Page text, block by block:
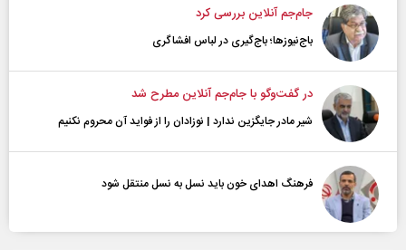
جام‌جم آنلاین بررسی کرد
باج‌نیوزها؛ باج‌گیری در لباس افشاگری
در گفت‌و‌گو با جام‌جم آنلاین مطرح شد
شیر مادر جایگزین ندارد | نوزادان را از فواید آن محروم نکنیم
فرهنگ اهدای خون باید نسل به نسل منتقل شود